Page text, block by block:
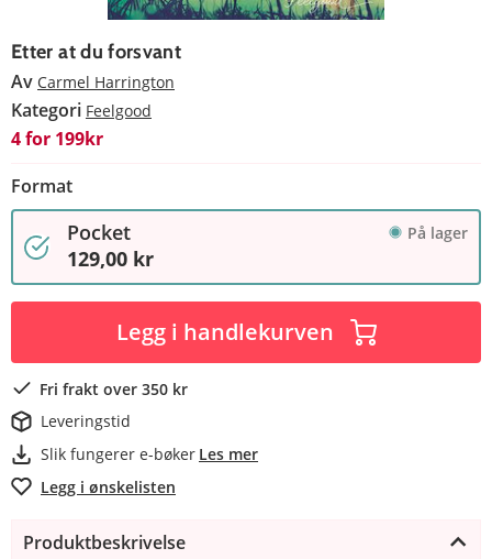
Etter at du forsvant
Av Carmel Harrington
Kategori Feelgood
4 for 199kr
Format
Pocket På lager
129,00 kr
Legg i handlekurven
Fri frakt over 350 kr
Leveringstid
Slik fungerer e-bøker Les mer
Legg i ønskelisten
Produktbeskrivelse